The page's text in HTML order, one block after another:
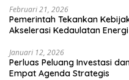
Februari 21, 2026
Pemerintah Tekankan
Akselerasi Kedaulatan
Januari 12, 2026
Perluas Peluang Investasi
Empat Agenda Strategis